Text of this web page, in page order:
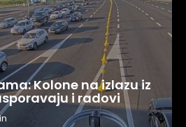
Kolone na izlazu iz
i radovi